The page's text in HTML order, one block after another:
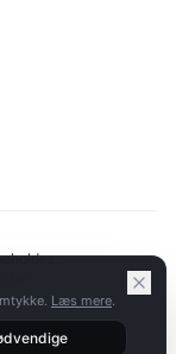
Læs mere.